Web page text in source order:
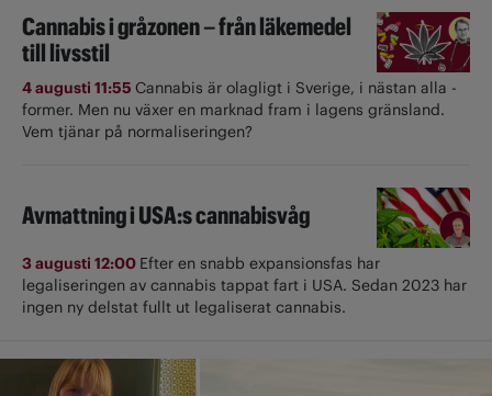
Cannabis i gråzonen – från läkemedel
till livsstil
4 augusti 11:55 Cannabis är olagligt i ­Sverige, i nästan alla ­
former. Men nu växer en marknad fram i lagens gränsland.
Vem tjänar på normaliseringen?
Avmattning i USA:s cannabisvåg
3 augusti 12:00 Efter en snabb expansionsfas har
legaliseringen av cannabis tappat fart i USA. Sedan 2023 har
ingen ny delstat fullt ut ­legaliserat cannabis.